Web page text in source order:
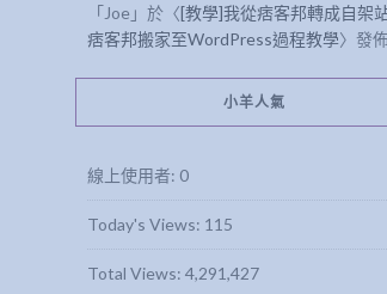
「Joe 」於〈[教學]我從痞客邦轉成自架
痞客邦搬家至WordPress過程教學〉發
小羊人氣
線上使用者: 0
Today's Views: 115
Total Views: 4,291,427